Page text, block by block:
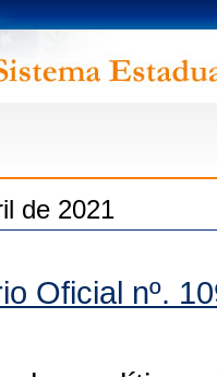
de 2021
Oficial nº.